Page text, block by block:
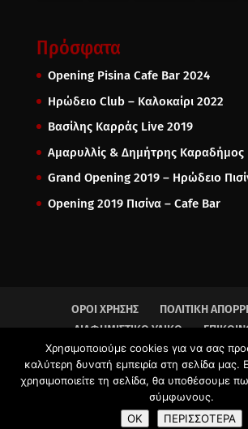
Πρόσφατα
Opening Pisina Cafe Bar 2024
Ηρώδειο Club – Καλοκαίρι 2022
Βασίλης Καρράς Live 2019
Αμαρυλλίς & Δημήτρης Καραδήμος
Grand Opening 2019 – Ηρώδειο
Opening 2019 Πισίνα – Cafe Bar
ΟΡΟΙ ΧΡΗΣΗΣ
ΠΟΛΙΤΙΚΗ
ΔΙΑΦΗΜΙΣΤΙΚΟ ΥΛΙΚΟ
Copyright 2017 © ΗΡΩΔΕΙΟ ΑΙΘΟΥΣΑ
ΠΙΣΙΝΑ CLUB |
Χρησιμοποιούμε cookies για να σας
καλύτερη δυνατή εμπειρία στη σελίδα μας.
χρησιμοποιείτε τη σελίδα, θα υποθέσουμε
σύμφωνους.
OK
ΠΕΡΙΣΣΟΤΕΡΑ